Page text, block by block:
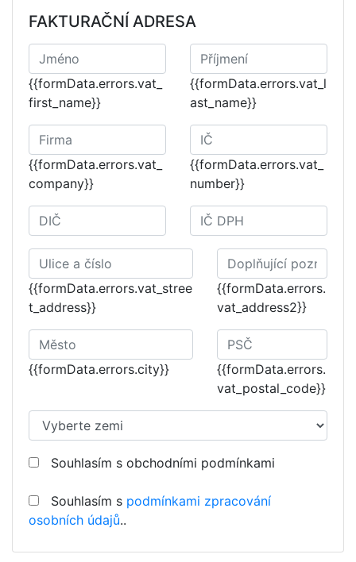
FAKTURAČNÍ ADRESA
{{formData.errors.vat_
first_name}}
{{formData.errors.vat_l
ast_name}}
{{formData.errors.vat_
company}}
{{formData.errors.vat_
number}}
{{formData.errors.vat_stree
t_address}}
{{formData.errors.
vat_address2}}
{{formData.errors.city}}
{{formData.errors.
vat_postal_code}}
Souhlasím s obchodními podmínkami
Souhlasím s podmínkami zpracování
osobních údajů..